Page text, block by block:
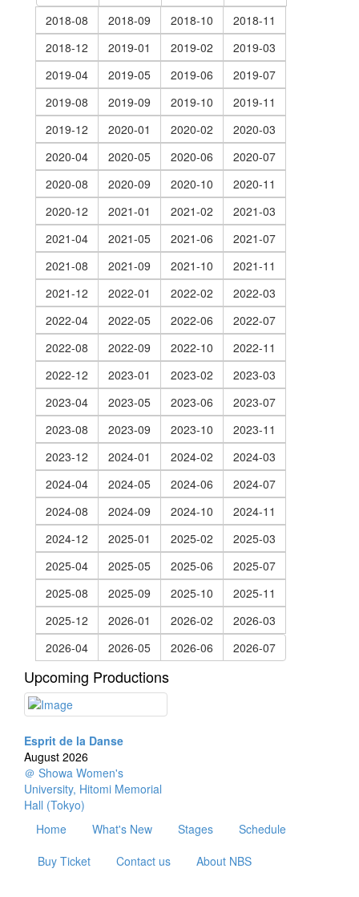
2018-08
2018-09 2018-10
2018-11
2018-12
2019-01 2019-02
2019-03
2019-04
2019-05 2019-06
2019-07
2019-08
2019-09 2019-10
2019-11
2019-12
2020-01 2020-02
2020-03
2020-04
2020-05 2020-06
2020-07
2020-08
2020-09 2020-10
2020-11
2020-12
2021-01 2021-02
2021-03
2021-04
2021-05 2021-06
2021-07
2021-08
2021-09 2021-10
2021-11
2021-12
2022-01 2022-02
2022-03
2022-04
2022-05 2022-06
2022-07
2022-08
2022-09 2022-10
2022-11
2022-12
2023-01 2023-02
2023-03
2023-04
2023-05 2023-06
2023-07
2023-08
2023-09 2023-10
2023-11
2023-12
2024-01 2024-02
2024-03
2024-04
2024-05 2024-06
2024-07
2024-08
2024-09 2024-10
2024-11
2024-12
2025-01 2025-02
2025-03
2025-04
2025-05 2025-06
2025-07
2025-08
2025-09 2025-10
2025-11
2025-12
2026-01 2026-02
2026-03
2026-04
2026-05 2026-06 2026-07
Upcoming Productions
Esprit de la Danse
August 2026
＠ Showa Women's
University, Hitomi Memorial
Hall (Tokyo)
Home
What's New Stages
Schedule
Buy Ticket
Contact us About NBS